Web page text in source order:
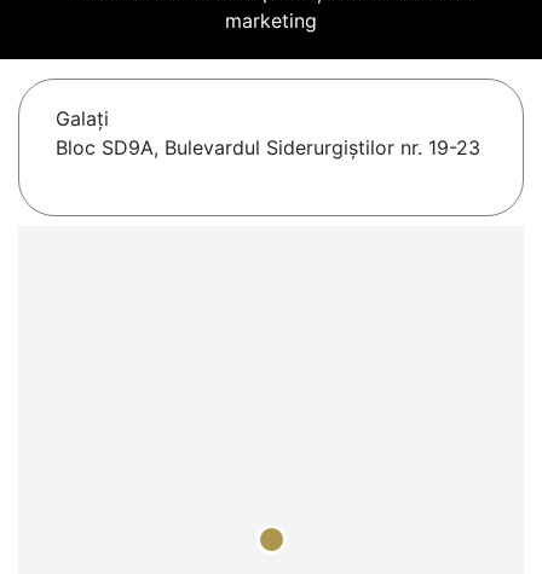
marketing
Galaţi
Bloc SD9A, Bulevardul Siderurgiștilor nr. 19-23